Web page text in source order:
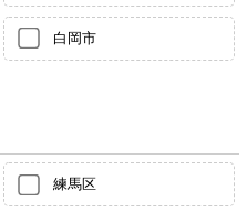
白岡市
練馬区